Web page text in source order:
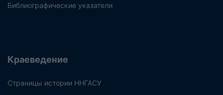
Библиографические указатели
Краеведение
Страницы истории ННГАСУ